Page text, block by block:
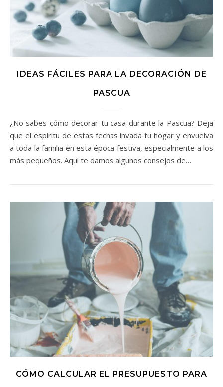
IDEAS FÁCILES PARA LA DECORACIÓN DE
PASCUA
¿No sabes cómo decorar tu casa durante la Pascua? Deja
que el espíritu de estas fechas invada tu hogar y envuelva
a toda la familia en esta época festiva, especialmente a los
más pequeños. Aquí te damos algunos consejos de…
CÓMO CALCULAR EL PRESUPUESTO PARA